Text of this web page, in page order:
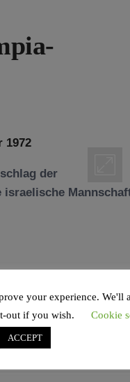
der
israelische
SCHAPIRA
SLAVIN,
your experience. We'll
out if you wish.
Cookie
ACCEPT